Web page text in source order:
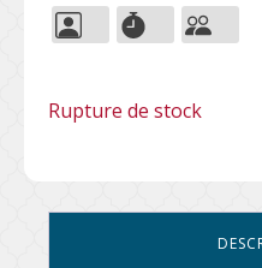
Rupture de stock